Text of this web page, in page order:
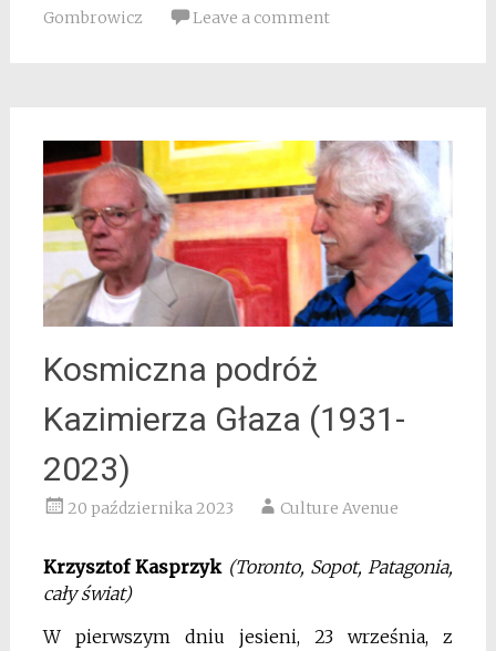
Gombrowicz
Leave a comment
Kosmiczna podróż
Kazimierza Głaza (1931-
2023)
20 października 2023 Culture Avenue
Krzysztof Kasprzyk (Toronto, Sopot, Patagonia,
cały świat)
W pierwszym dniu jesieni, 23 września, z